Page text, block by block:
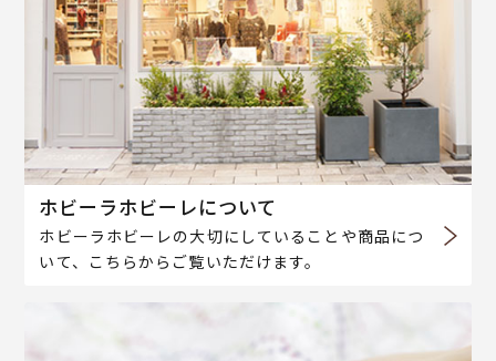
ホビーラホビーレについて
ホビーラホビーレの大切にしていることや商品につ
いて、こちらからご覧いただけます。